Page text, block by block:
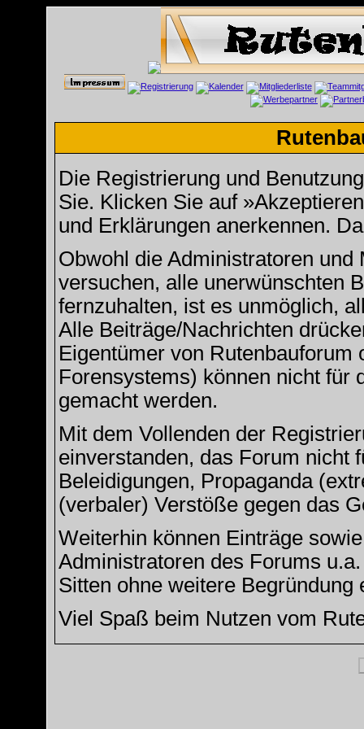
Die Registrierung und
Sie. Klicken Sie auf
und Erklärungen anerkennen.
Obwohl die Administratoren
versuchen, alle unerwünschten
fernzuhalten, ist es unmöglich,
Alle Beiträge/Nachrichten
Eigentümer von
Forensystems) können nicht für
gemacht werden.
Mit dem Vollenden der
einverstanden, das Forum nicht
Beleidigungen, Propaganda
(verbaler) Verstöße gegen das
Weiterhin können Einträge
Administratoren des Forums
Sitten ohne weitere
Viel Spaß beim Nutzen vom